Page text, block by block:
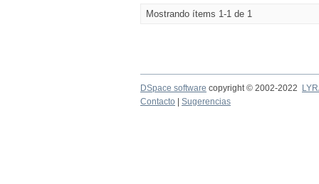
Mostrando ítems 1-1 de 1
DSpace software copyright © 2002-2022
Contacto
Sugerencias